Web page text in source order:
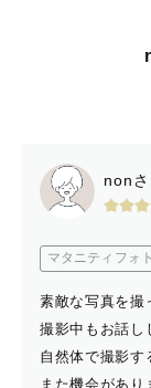
nonさ
マタニティフォト
素敵な写真を撮
撮影中もお話し
自然体で撮影す
また機会があり